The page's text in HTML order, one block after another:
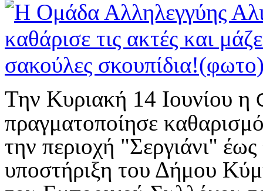
Την Κυριακή 14 Ιουνίου η
πραγματοποίησε
την περιοχή "Σεργιάνι''
υποστήριξη του Δήμου